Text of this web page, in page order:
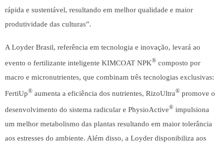
rápida e sustentável, resultando em melhor qualidade e maior
produtividade das culturas”.
A Loyder Brasil, referência em tecnologia e inovação, levará ao
evento o fertilizante inteligente KIMCOAT NPK® composto por
macro e micronutrientes, que combinam três tecnologias exclusivas:
FertiUp® aumenta a eficiência dos nutrientes, RizoUltra® promove o
desenvolvimento do sistema radicular e PhysioActive® impulsiona
um melhor metabolismo das plantas resultando em maior tolerância
aos estresses do ambiente. Além disso, a Loyder disponibiliza aos